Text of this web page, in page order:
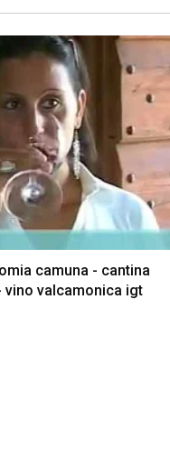
camuna - cantina
vino valcamonica igt